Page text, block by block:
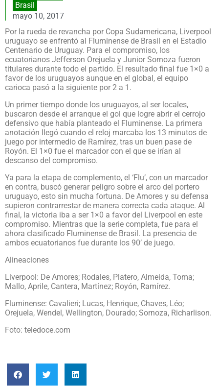
Brasil
mayo 10, 2017
Por la rueda de revancha por Copa Sudamericana, Liverpool
uruguayo se enfrentó al Fluminense de Brasil en el Estadio
Centenario de Uruguay. Para el compromiso, los
ecuatorianos Jefferson Orejuela y Junior Sornoza fueron
titulares durante todo el partido. El resultado final fue 1×0 a
favor de los uruguayos aunque en el global, el equipo
carioca pasó a la siguiente por 2 a 1.
Un primer tiempo donde los uruguayos, al ser locales,
buscaron desde el arranque el gol que logre abrir el cerrojo
defensivo que había planteado el Fluminense. La primera
anotación llegó cuando el reloj marcaba los 13 minutos de
juego por intermedio de Ramírez, tras un buen pase de
Royón. El 1×0 fue el marcador con el que se irían al
descanso del compromiso.
Ya para la etapa de complemento, el ‘Flu’, con un marcador
en contra, buscó generar peligro sobre el arco del portero
uruguayo, esto sin mucha fortuna. De Amores y su defensa
supieron contrarrestar de manera correcta cada ataque. Al
final, la victoria iba a ser 1×0 a favor del Liverpool en este
compromiso. Mientras que la serie completa, fue para el
ahora clasificado Fluminense de Brasil. La presencia de
ambos ecuatorianos fue durante los 90’ de juego.
Alineaciones
Liverpool: De Amores; Rodales, Platero, Almeida, Toma;
Mallo, Aprile, Cantera, Martínez; Royón, Ramírez.
Fluminense: Cavalieri; Lucas, Henrique, Chaves, Léo;
Orejuela, Wendel, Wellington, Dourado; Sornoza, Richarlison.
Foto: teledoce.com